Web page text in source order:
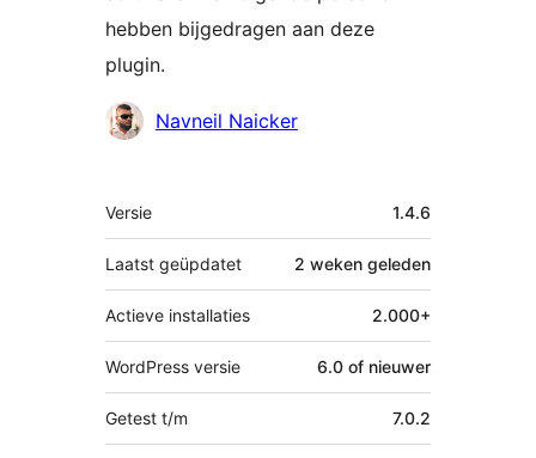
hebben bijgedragen aan deze
plugin.
BijdragersNavneil Naicker
Meta
Versie 1.4.6
Laatst geüpdatet 2 weken geleden
Actieve installaties 2.000+
WordPress versie 6.0 of nieuwer
Getest t/m 7.0.2